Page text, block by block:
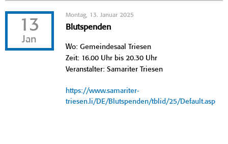
13
Jan
Montag, 13. Januar 2025
Blutspenden
Wo: Gemeindesaal Triesen
Zeit: 16.00 Uhr bis 20.30 Uhr
Veranstalter: Samariter Triesen
https://www.samariter-
triesen.li/DE/Blutspenden/tblid/25/Default.asp